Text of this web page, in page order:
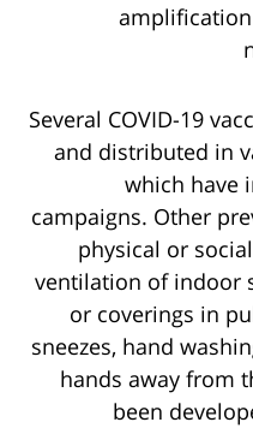
amplification
Several COVID-19
and distributed in
which have
campaigns. Other
physical or
ventilation of indoor
or coverings in
sneezes, hand
hands away from
been